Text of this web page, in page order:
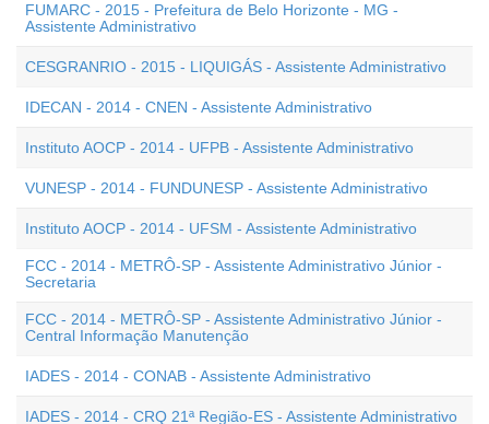
FUMARC - 2015 - Prefeitura de Belo Horizonte - MG -
Assistente Administrativo
CESGRANRIO - 2015 - LIQUIGÁS - Assistente Administrativo
IDECAN - 2014 - CNEN - Assistente Administrativo
Instituto AOCP - 2014 - UFPB - Assistente Administrativo
VUNESP - 2014 - FUNDUNESP - Assistente Administrativo
Instituto AOCP - 2014 - UFSM - Assistente Administrativo
FCC - 2014 - METRÔ-SP - Assistente Administrativo Júnior -
Secretaria
FCC - 2014 - METRÔ-SP - Assistente Administrativo Júnior -
Central Informação Manutenção
IADES - 2014 - CONAB - Assistente Administrativo
IADES - 2014 - CRQ 21ª Região-ES - Assistente Administrativo